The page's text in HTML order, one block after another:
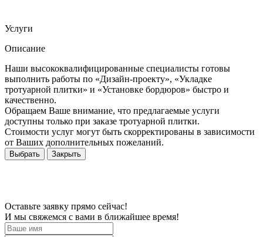
Услуги
Описание
Наши высококвалифицированные специалисты готовы
выполнить работы по «Дизайн-проекту», «Укладке
тротуарной плитки» и «Установке бордюров» быстро и
качественно.
Обращаем Ваше внимание, что предлагаемые услуги
доступны только при заказе тротуарной плитки.
Стоимости услуг могут быть скорректированы в зависимости
от Ваших дополнительных пожеланий.
Выбрать Закрыть
Оставьте заявку прямо сейчас!
И мы свяжемся с вами в ближайшее время!